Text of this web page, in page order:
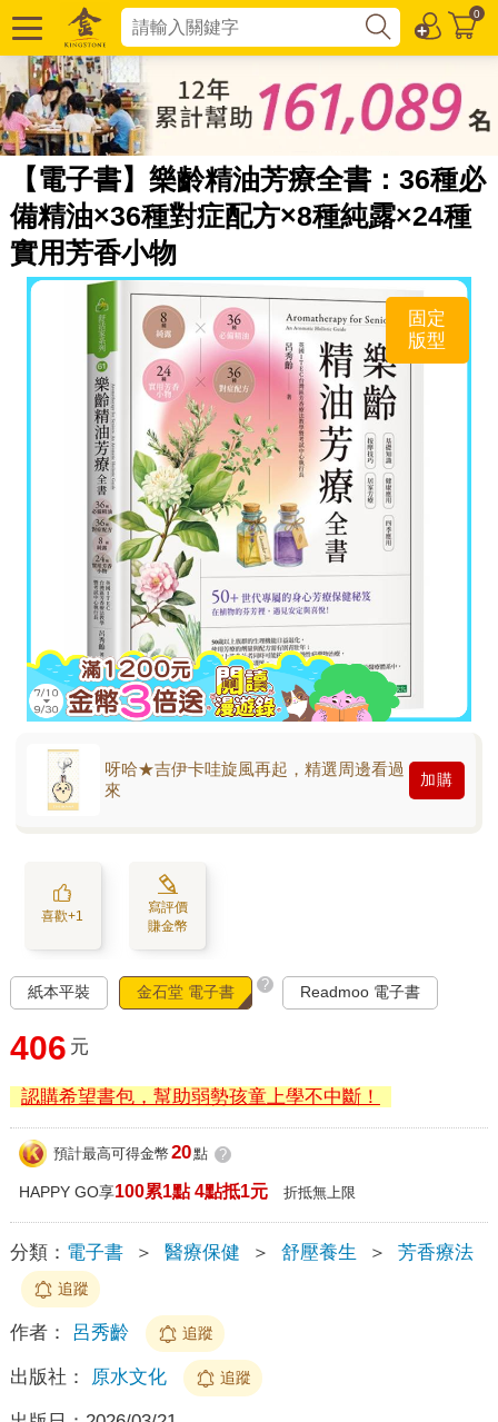
0
【電子書】樂齡精油芳療全書：36種必
備精油×36種對症配方×8種純露×24種
實用芳香小物
固定
版型
呀哈★吉伊卡哇旋風再起，精選周邊看過
來
加購
喜歡+1
寫評價
賺金幣
紙本平裝 金石堂 電子書 ? Readmoo 電子書
406 元
認購希望書包，幫助弱勢孩童上學不中斷！
預計最高可得金幣 20點 ?
HAPPY GO享100累1點 4點抵1元 折抵無上限
分類： 電子書 ＞ 醫療保健 ＞ 舒壓養生 ＞ 芳香療法
追蹤
作者： 呂秀齡 追蹤
出版社： 原水文化 追蹤